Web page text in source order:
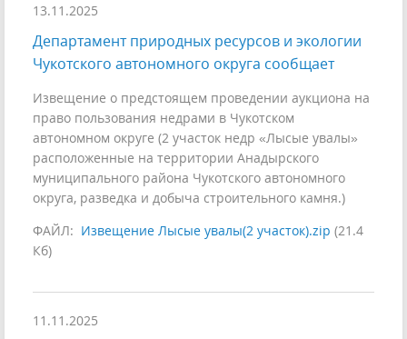
13.11.2025
Департамент природных ресурсов и экологии
Чукотского автономного округа сообщает
Извещение о предстоящем проведении аукциона на
право пользования недрами в Чукотском
автономном округе (2 участок недр «Лысые увалы»
расположенные на территории Анадырского
муниципального района Чукотского автономного
округа, разведка и добыча строительного камня.)
ФАЙЛ: Извещение Лысые увалы(2 участок).zip (21.4
Кб)
11.11.2025